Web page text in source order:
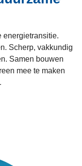
energietransitie.
Scherp, vakkundig
Samen bouwen
mee te maken